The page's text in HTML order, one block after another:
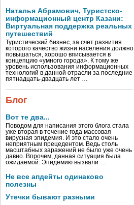
Наталья Абрамович, Туристско-
информационный центр Казани:
Виртуальная поддержка реальных
путешествий
Туристический бизнес, за счет развития
которого качество жизни населения должно
повышаться, хорошо вписывается в
концепцию «умного города». К тому же
уровень использования информационных
технологий в данной отрасли за последние
пятнадцать-двадцать лет …
Блог
Вот те два...
Поводом для написания этого блога стала
уже вторая в течение года массовая
вирусная эпидемия. И это стало очень
неприятным прецедентом. Ведь столь
масштабных заражений не было уже очень
давно. Впрочем, данная ситуация была
ожидаемой. Эпидемию вызвали …
Не все апдейты одинаково
полезны
Утечки бывают разными